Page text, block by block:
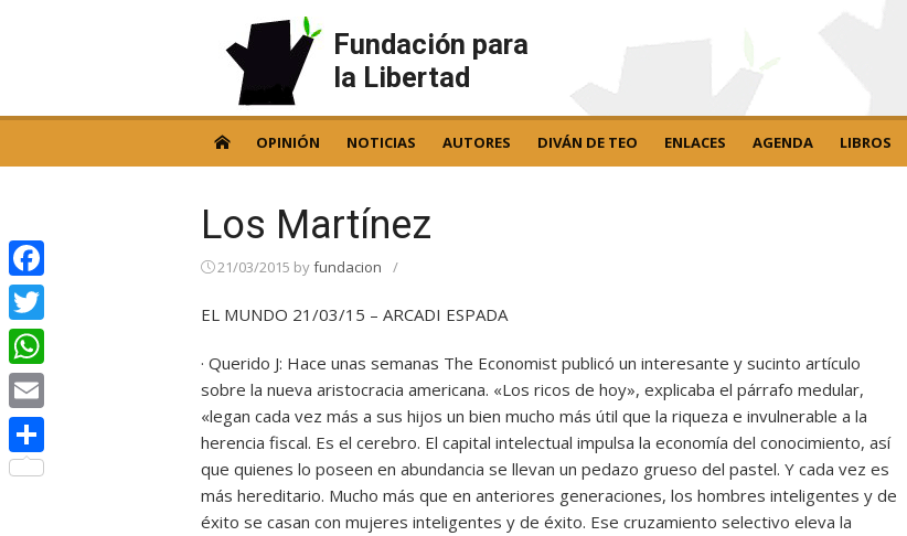
Fundación para
la Libertad
OPINIÓN NOTICIAS AUTORES DIVÁN DE TEO ENLACES AGENDA LIBROS
Los Martínez
21/03/2015 byfundacion /
EL MUNDO 21/03/15 – ARCADI ESPADA
· Querido J: Hace unas semanas The Economist publicó un interesante y sucinto artículo
sobre la nueva aristocracia americana. «Los ricos de hoy», explicaba el párrafo medular,
«legan cada vez más a sus hijos un bien mucho más útil que la riqueza e invulnerable a la
herencia fiscal. Es el cerebro. El capital intelectual impulsa la economía del conocimiento, así
que quienes lo poseen en abundancia se llevan un pedazo grueso del pastel. Y cada vez es
más hereditario. Mucho más que en anteriores generaciones, los hombres inteligentes y de
éxito se casan con mujeres inteligentes y de éxito. Ese cruzamiento selectivo eleva la
Facebook
Twitter
WhatsApp
Email
Compartir